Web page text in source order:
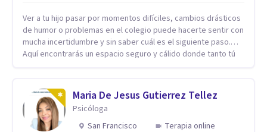
Ver a tu hijo pasar por momentos difíciles, cambios drásticos
de humor o problemas en el colegio puede hacerte sentir con
mucha incertidumbre y sin saber cuál es el siguiente paso.
Aquí encontrarás un espacio seguro y cálido donde tanto tú
casa. Me especializo en guiar a familias a través de
herramientas prácticas y dinámicas adaptadas a la edad de
cada menor, dejando de lado las etiquetas y los tecnicismos.
Mi forma de trabajar se centra en entender las emociones
Maria De Jesus Gutierrez Tellez
Psicóloga
San Francisco
Terapia online